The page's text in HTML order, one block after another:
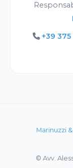
+39
Marinuzzi
© Avv.